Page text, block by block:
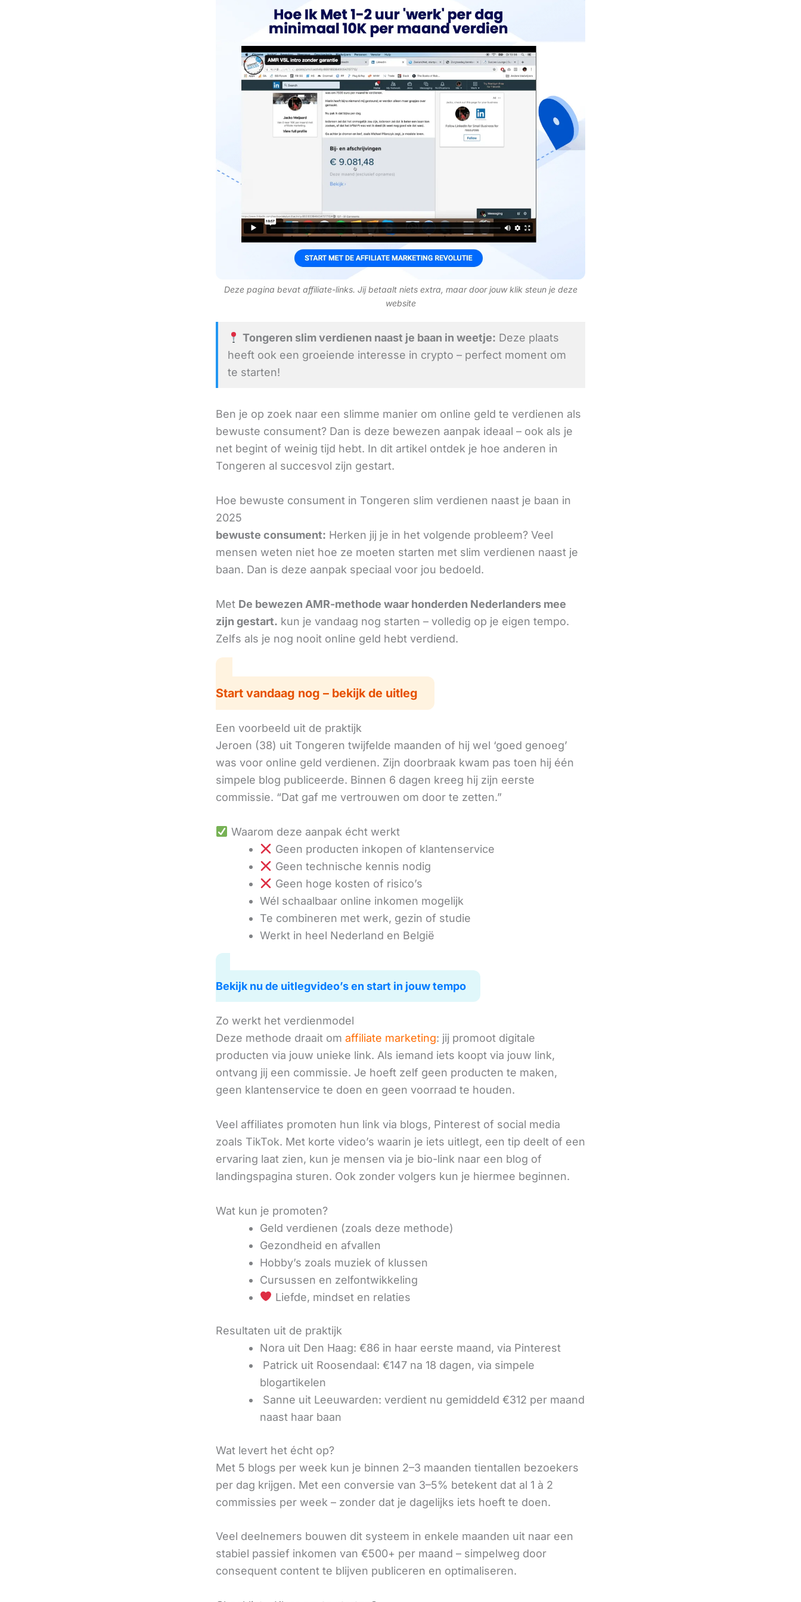
Deze pagina bevat affiliate-links. Jij betaalt niets extra, maar door jouw klik steun je deze
website
Tongeren slim verdienen naast je baan in weetje: Deze plaats
heeft ook een groeiende interesse in crypto – perfect moment om
te starten!
Ben je op zoek naar een slimme manier om online geld te verdienen als
bewuste consument? Dan is deze bewezen aanpak ideaal – ook als je
net begint of weinig tijd hebt. In dit artikel ontdek je hoe anderen in
Tongeren al succesvol zijn gestart.
Hoe bewuste consument in Tongeren slim verdienen naast je baan in
2025
bewuste consument: Herken jij je in het volgende probleem? Veel
mensen weten niet hoe ze moeten starten met slim verdienen naast je
baan. Dan is deze aanpak speciaal voor jou bedoeld.
Met De bewezen AMR-methode waar honderden Nederlanders mee
zijn gestart. kun je vandaag nog starten – volledig op je eigen tempo.
Zelfs als je nog nooit online geld hebt verdiend.
Start vandaag nog – bekijk de uitleg
Een voorbeeld uit de praktijk
Jeroen (38) uit Tongeren twijfelde maanden of hij wel ‘goed genoeg’
was voor online geld verdienen. Zijn doorbraak kwam pas toen hij één
simpele blog publiceerde. Binnen 6 dagen kreeg hij zijn eerste
commissie. “Dat gaf me vertrouwen om door te zetten.”
Waarom deze aanpak écht werkt
Geen producten inkopen of klantenservice
Geen technische kennis nodig
Geen hoge kosten of risico’s
Wél schaalbaar online inkomen mogelijk
Te combineren met werk, gezin of studie
Werkt in heel Nederland en België
Bekijk nu de uitlegvideo’s en start in jouw tempo
Zo werkt het verdienmodel
Deze methode draait om affiliate marketing: jij promoot digitale
producten via jouw unieke link. Als iemand iets koopt via jouw link,
ontvang jij een commissie. Je hoeft zelf geen producten te maken,
geen klantenservice te doen en geen voorraad te houden.
Veel affiliates promoten hun link via blogs, Pinterest of social media
zoals TikTok. Met korte video’s waarin je iets uitlegt, een tip deelt of een
ervaring laat zien, kun je mensen via je bio-link naar een blog of
landingspagina sturen. Ook zonder volgers kun je hiermee beginnen.
Wat kun je promoten?
Geld verdienen (zoals deze methode)
Gezondheid en afvallen
Hobby’s zoals muziek of klussen
Cursussen en zelfontwikkeling
Liefde, mindset en relaties
Resultaten uit de praktijk
Nora uit Den Haag: €86 in haar eerste maand, via Pinterest
‍ Patrick uit Roosendaal: €147 na 18 dagen, via simpele
blogartikelen
‍ Sanne uit Leeuwarden: verdient nu gemiddeld €312 per maand
naast haar baan
Wat levert het écht op?
Met 5 blogs per week kun je binnen 2–3 maanden tientallen bezoekers
per dag krijgen. Met een conversie van 3–5% betekent dat al 1 à 2
commissies per week – zonder dat je dagelijks iets hoeft te doen.
Veel deelnemers bouwen dit systeem in enkele maanden uit naar een
stabiel passief inkomen van €500+ per maand – simpelweg door
consequent content te blijven publiceren en optimaliseren.